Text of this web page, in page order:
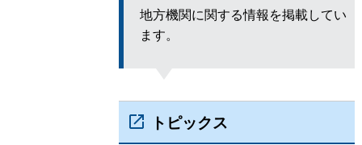
地方機関に関する情報を掲載してい
ます。
トピックス